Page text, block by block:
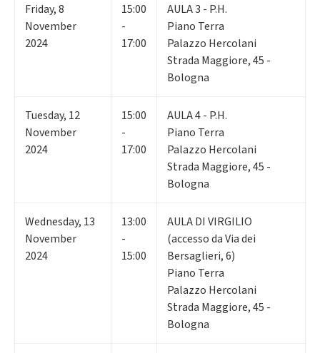
Friday,8
November
2024
15:00
-
17:00
AULA 3 - P.H.
Piano Terra
Palazzo Hercolani
Strada Maggiore, 45 -
Bologna
Tuesday, 12
November
2024
15:00
-
17:00
AULA 4 - P.H.
Piano Terra
Palazzo Hercolani
Strada Maggiore, 45 -
Bologna
Wednesday, 13
November
2024
13:00
-
15:00
AULA DI VIRGILIO
(accesso da Via dei
Bersaglieri, 6)
Piano Terra
Palazzo Hercolani
Strada Maggiore, 45 -
Bologna